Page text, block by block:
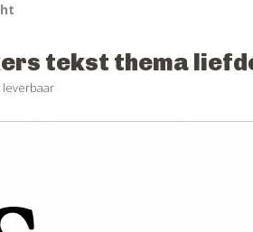
tekst thema liefde
leverbaar